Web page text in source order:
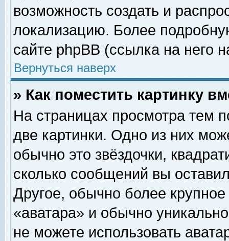
возможность создать и
локализацию. Более
сайте phpBB (ссылка на него
Вернуться наверх
» Как поместить картинку
На страницах просмотра тем
две картинки. Одно из них
обычно это звёздочки,
сколько сообщений вы
Другое, обычно более
«аватара» и обычно
не можете использовать